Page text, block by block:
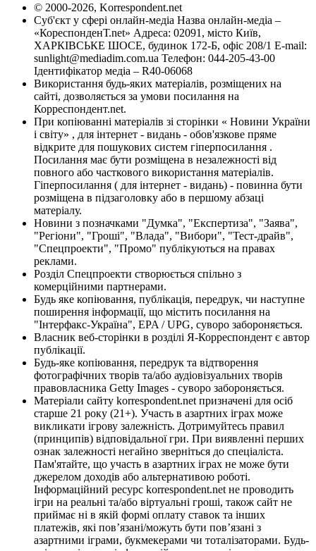
© 2000-2026, Korrespondent.net
Суб'єкт у сфері онлайн-медіа Назва онлайн-медіа –
«КореспонденТ.net» Адреса: 02091, місто Київ,
ХАРКІВСЬКЕ ШОСЕ, будинок 172-Б, офіс 208/1 E-mail:
sunlight@mediadim.com.ua Телефон: 044-205-43-00
Ідентифікатор медіа – R40-06068
Використання будь-яких матеріалів, розміщених на
сайті, дозволяється за умови посилання на
Корреспондент.net.
При копіюванні матеріалів зі сторінки « Новини України
і світу» , для інтернет - видань - обов'язкове пряме
відкрите для пошукових систем гіперпосилання .
Посилання має бути розміщена в незалежності від
повного або часткового використання матеріалів.
Гіперпосилання ( для інтернет - видань) - повинна бути
розміщена в підзаголовку або в першому абзаці
матеріалу.
Новини з позначками "Думка", "Експертиза", "Заява",
"Регіони", "Гроші", "Влада", "Вибори", "Тест-драйв",
"Спецпроекти", "Промо" публікуються на правах
реклами.
Розділ Спецпроекти створюється спільно з
комерційними партнерами.
Будь яке копіювання, публікація, передрук, чи наступне
поширення інформації, що містить посилання на
"Інтерфакс-Україна", EPA / UPG, суворо забороняється.
Власник веб-сторінки в розділі Я-Корреспондент є автор
публікації.
Будь-яке копіювання, передрук та відтворення
фотографічних творів та/або аудіовізуальних творів
правовласника Getty Images - суворо забороняється.
Матеріали сайту korrespondent.net призначені для осіб
старше 21 року (21+). Участь в азартних іграх може
викликати ігрову залежність. Дотримуйтесь правил
(принципів) відповідальної гри. При виявленні перших
ознак залежності негайно зверніться до спеціаліста.
Пам'ятайте, що участь в азартних іграх не може бути
джерелом доходів або альтернативою роботі.
Інформаційний ресурс korrespondent.net не проводить
ігри на реальні та/або віртуальні гроші, також сайт не
приймає ні в якій формі оплату ставок та інших
платежів, які пов’язані/можуть бути пов’язані з
азартними іграми, букмекерами чи тоталізаторами. Будь-